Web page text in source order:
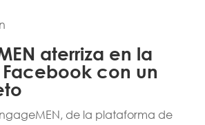
aterriza en la
con un
de la plataforma de